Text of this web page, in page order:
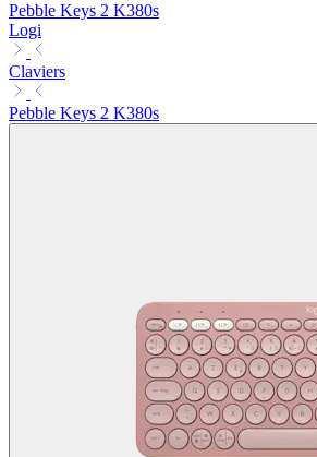
Pebble Keys 2 K380s
Logi
Claviers
Pebble Keys 2 K380s